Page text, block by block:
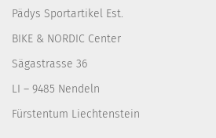
Pädys Sportartikel Est.
BIKE & NORDIC Center
Sägastrasse 36
LI – 9485 Nendeln
Fürstentum Liechtenstein